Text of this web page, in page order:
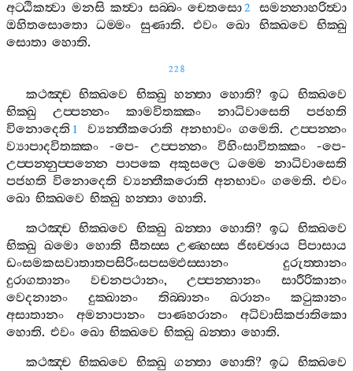
අට‍්ඨිකත්‍වා මනසි කත්‍වා සබ‍්බං චෙතසො 2
සමන‍්නාහරිත්‍වා
ඔහිතසොතො ධම‍්මං සුණාති.එවං ඛො භික‍්ඛවෙ
භික‍්ඛු
සොතා හොති.
228
කථඤ‍්ච භික‍්ඛවෙ භික‍්ඛු හන‍්තා හොති?ඉධ
භික‍්ඛවෙ
භික‍්ඛු
උප‍්පන‍්නං කාමවිතක‍්කං නාධිවාසෙති
පජහති
විනොදෙති 1 ව්‍යන‍්තීකරොති අනභාවං ගමෙති. උප‍්පන‍්නං
ව්‍යාපාදවිතක‍්කං -පෙ- උප‍්පන‍්නං විහිංසාවිතක‍්කං -පෙ-
උප‍්පන‍්නුප‍්පන‍්නෙ පාපකෙ අකුසලෙ ධම‍්මෙ නාධිවාසෙති
පජහති විනොදෙති ව්‍යන‍්තීකරොති අනභාවං ගමෙති. එවං
ඛො භික‍්ඛවෙ භික‍්ඛු හන‍්තා හොති.
කථඤ‍්ච භික‍්ඛවෙ භික‍්ඛු ඛන‍්තා හොති?ඉධ
භික‍්ඛවෙ
භික‍්ඛු ඛමො හොති සීතස‍්ස උණ‍්හස‍්ස ජිඝච‍්ඡාය පිපාසාය
ඩංසමකසවාතාතපසිරිංසපසම‍්ඵස‍්සානං
දුරුත‍්තානං
දුරාගතානං
වචනපථානං,උප‍්පන‍්නානං
සාරීරිකානං
වෙදනානං
දුක‍්ඛානං තිබ‍්බානං ඛරානං
කටුකානං
අසාතානං
අමනාපානං පාණහරානං
අධිවාසිකජාතිකො
හොති. එවං ඛො භික‍්ඛවෙ භික‍්ඛු ඛන‍්තා හොති.
කථඤ‍්ච භික‍්ඛවෙ භික‍්ඛු ගන‍්තා හොති?ඉධ
භික‍්ඛවෙ